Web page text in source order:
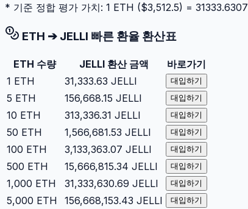
* 기준 정합 평가 가치: 1 ETH ($3,512.5) = 31333.6307
ETH ➔ JELLI 빠른 환율 환산표
ETH 수량 JELLI 환산 금액
바로가기
1 ETH 31,333.63 JELLI 대입하기
5 ETH 156,668.15 JELLI 대입하기
10 ETH 313,336.31 JELLI 대입하기
50 ETH 1,566,681.53 JELLI 대입하기
100 ETH 3,133,363.07 JELLI 대입하기
500 ETH 15,666,815.34 JELLI 대입하기
1,000 ETH 31,333,630.69 JELLI 대입하기
5,000 ETH 156,668,153.43 JELLI 대입하기